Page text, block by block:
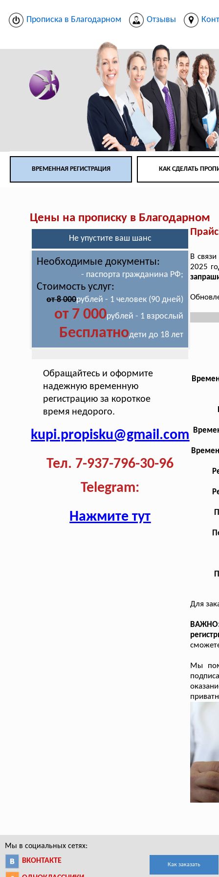
Прописка в Благодарном Отзывы
ВРЕМЕННАЯ РЕГИСТРАЦИЯ КАК СДЕЛАТЬ
Цены на прописку в Благодарном
Не упустите ваш шанс
Необходимые документы:
- паспорта гражданина РФ;
Стоимость услуг:
от 8 000рублей - 1 человек (90 дней)
от 7 000рублей - 1 взрослый
Бесплатнодети до 18 лет
Обращайтесь и оформите
надежную временную
регистрацию за короткое
время недорого.
kupi.propisku@gmail.com
Тел. 7-937-796-30-96
Telegram:
Нажмите тут
В
2025
Для
ВАЖНО:
Мы
Мы в социальных сетях:
ВКОНТАКТЕ
Как заказать